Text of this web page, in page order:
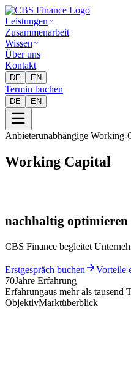
Leistungen
Zusammenarbeit
Wissen
Über uns
Kontakt
DE EN
Termin buchen
DE EN
Anbieterunabhängige Working-
Working Capital
nachhaltig optimieren
CBS Finance begleitet
Erstgespräch buchen
Vorteile
70Jahre Erfahrung
Erfahrungaus mehr als tausend
ObjektivMarktüberblick